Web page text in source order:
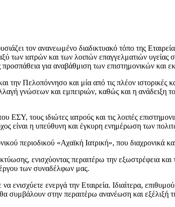
τον ανανεωμένο διαδικτυακό τόπο της
των ιατρών και των λοιπών επαγγελματιών
για αναβάθμιση των επιστημονικών και
Πελοπόννησο και μία από τις πλέον ιστορικές
γνώσεων και εμπειριών, καθώς και η ανάδειξη
τους ιδιώτες ιατρούς και τις λοιπές
είναι η υπεύθυνη και έγκυρη ενημέρωση των
περιοδικού «Αχαϊκή Ιατρική», που διαχρονικά
ενισχύοντας περαιτέρω την εξωστρέφεια
των συναδέλφων μας.
ενισχύετε ενεργά την Εταιρεία. Ιδιαίτερα,
συμβάλουν στην περαιτέρω ανανέωση και εξέλιξή